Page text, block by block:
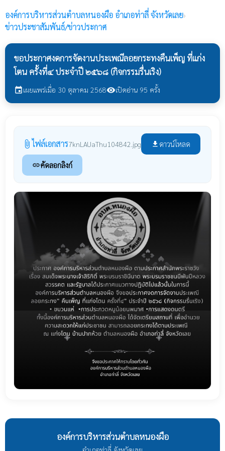
องค์การบริหารส่วนตำบลหนองผือ อำเภอท่าลี่ จังหวัดเลย›
ข่าวประชาสัมพันธ์/ข่าวประกาศ
ขอประกาศงดการจัดงานประเพณีลอยกระทงคืนเพ็ญ ที่แก่ง
โตน ครั้งที่๔ ประจำปี ๒๕๖๘ (กิจกรรมรื่นเริง)
eventเผยแพร่เมื่อ 30 ตุลาคม 2568visibilityเปิดอ่าน 95 ครั้ง
attach_file ไฟล์เอกสาร7knLAUaThu104842.jpg file_download ดาวน์โหลด
linkคัดลอกลิงก์
องค์การบริหารส่วนตำบลหนองผือ